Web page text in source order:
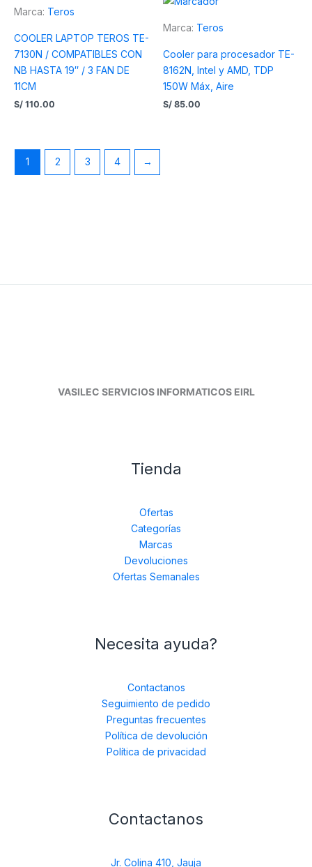
Marca: Teros
COOLER LAPTOP TEROS TE-
7130N / COMPATIBLES CON
NB HASTA 19″ / 3 FAN DE
11CM
S/ 110.00
Marca: Teros
Cooler para procesador TE-
8162N, Intel y AMD, TDP
150W Máx, Aire
S/ 85.00
1 2 3 4 →
VASILEC SERVICIOS INFORMATICOS EIRL
Tienda
Ofertas
Categorías
Marcas
Devoluciones
Ofertas Semanales
Necesita ayuda?
Contactanos
Seguimiento de pedido
Preguntas frecuentes
Política de devolución
Política de privacidad
Contactanos
Jr. Colina 410, Jauja